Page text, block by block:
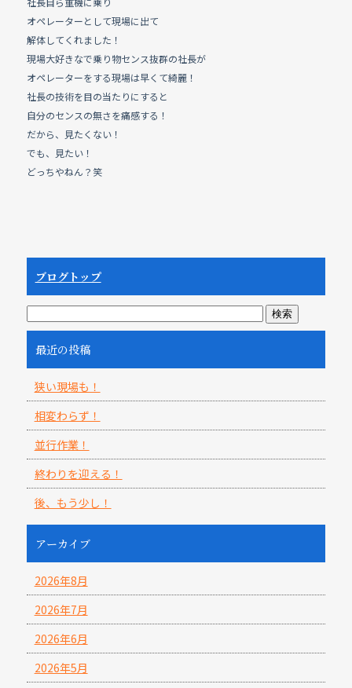
オペレーターとして現場に出て
解体してくれました！
現場大好きなで乗り物センス抜群の社長が
オペレーターをする現場は早くて綺麗！
社長の技術を目の当たりにすると
自分のセンスの無さを痛感する！
だから、見たくない！
でも、見たい！
どっちやねん？笑
ブログトップ
最近の投稿
狭い現場も！
相変わらず！
並行作業！
終わりを迎える！
後、もう少し！
アーカイブ
2026年8月
2026年7月
2026年6月
2026年5月